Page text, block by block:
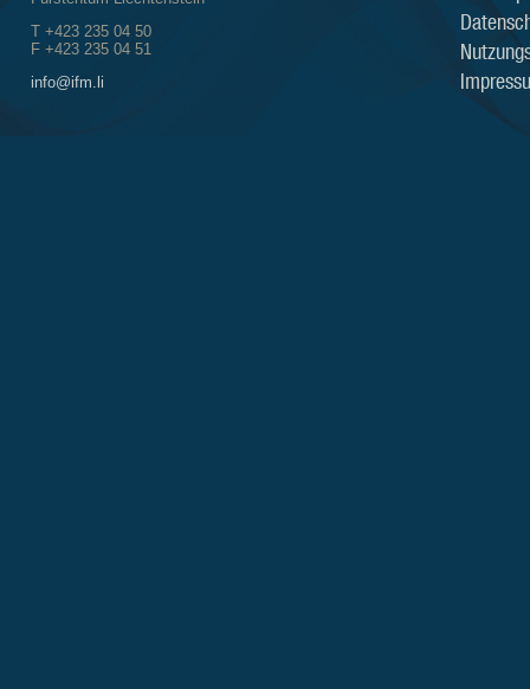
T +423 235 04 50
F +423 235 04 51
info@ifm.li